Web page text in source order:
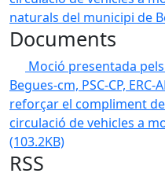
Documents
Moció presentada
Begues-cm, PSC-CP,
reforçar el compliment
circulació de vehicles a
(103.2KB)
RSS